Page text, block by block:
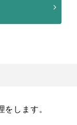
します。